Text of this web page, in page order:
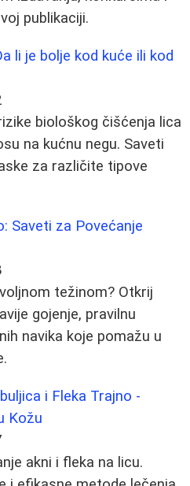
publikaciji.
li je bolje kod kuće ili kod
biološkog čišćenja lica
na kućnu negu. Saveti
za različite tipove
Saveti za Povećanje
težinom? Otkrij
gojenje, pravilnu
navika koje pomažu u
i Fleka Trajno -
Kožu
akni i fleka na licu.